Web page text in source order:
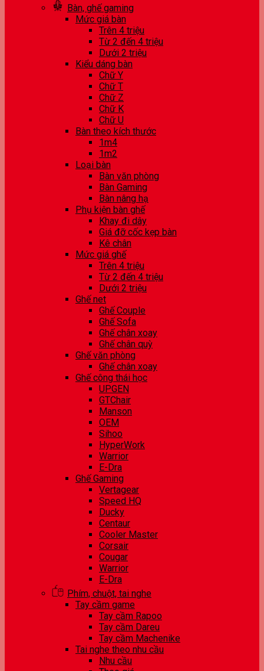
Bàn, ghế gaming
Mức giá bàn
Trên 4 triệu
Từ 2 đến 4 triệu
Dưới 2 triệu
Kiểu dáng bàn
Chữ Y
Chữ T
Chữ Z
Chữ K
Chữ U
Bàn theo kích thước
1m4
1m2
Loại bàn
Bàn văn phòng
Bàn Gaming
Bàn nâng hạ
Phụ kiện bàn ghế
Khay đi dây
Giá đỡ cốc kẹp bàn
Kê chân
Mức giá ghế
Trên 4 triệu
Từ 2 đến 4 triệu
Dưới 2 triệu
Ghế net
Ghế Couple
Ghế Sofa
Ghế chân xoay
Ghế chân quỳ
Ghế văn phòng
Ghế chân xoay
Ghế công thái học
UPGEN
GTChair
Manson
OEM
Sihoo
HyperWork
Warrior
E-Dra
Ghế Gaming
Vertagear
Speed HQ
Ducky
Centaur
Cooler Master
Corsair
Cougar
Warrior
E-Dra
Phím, chuột, tai nghe
Tay cầm game
Tay cầm Rapoo
Tay cầm Dareu
Tay cầm Machenike
Tai nghe theo nhu cầu
Nhu cầu